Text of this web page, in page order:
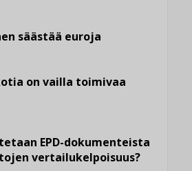
säästää euroja
on vailla toimivaa
EPD-dokumenteista
vertailukelpoisuus?